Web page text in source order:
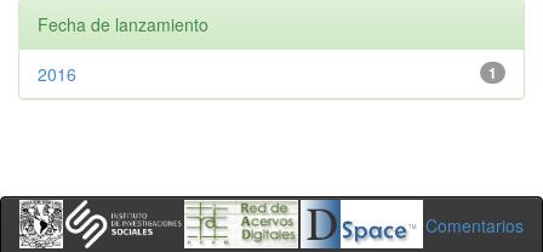
Fecha de lanzamiento
1
2016
Comentarios